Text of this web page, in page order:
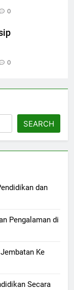
0
0
SEARCH
dan
Pengalaman di
Ke
Secara